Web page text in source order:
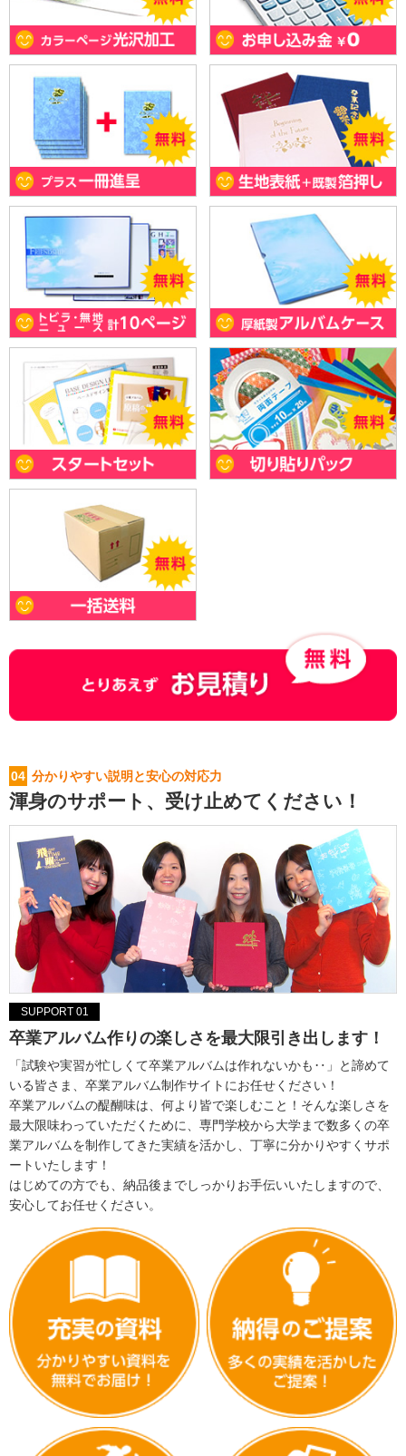
04 分かりやすい説明と安心の対応力
渾身のサポート、受け止めてください！
SUPPORT 01
卒業アルバム作りの楽しさを最大限引き出します！
「試験や実習が忙しくて卒業アルバムは作れないかも‥」と諦めて
いる皆さま、卒業アルバム制作サイトにお任せください！
卒業アルバムの醍醐味は、何より皆で楽しむこと！そんな楽しさを
最大限味わっていただくために、専門学校から大学まで数多くの卒
業アルバムを制作してきた実績を活かし、丁寧に分かりやすくサポ
ートいたします！
はじめての方でも、納品後までしっかりお手伝いいたしますので、
安心してお任せください。